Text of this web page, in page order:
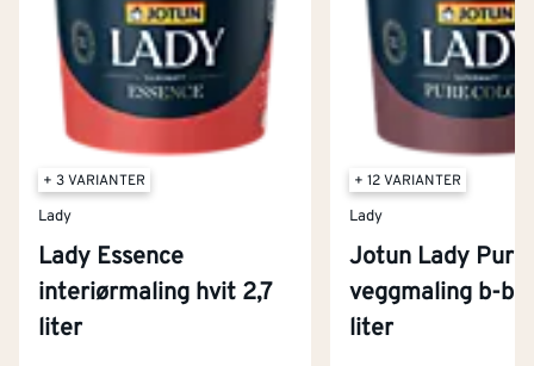
+ 3 VARIANTER
Lady
Lady Essence
interiørmaling hvit 2,7
liter
+ 12 VARIANTER
Lady
Jotun Lady Pure
veggmaling b-
liter